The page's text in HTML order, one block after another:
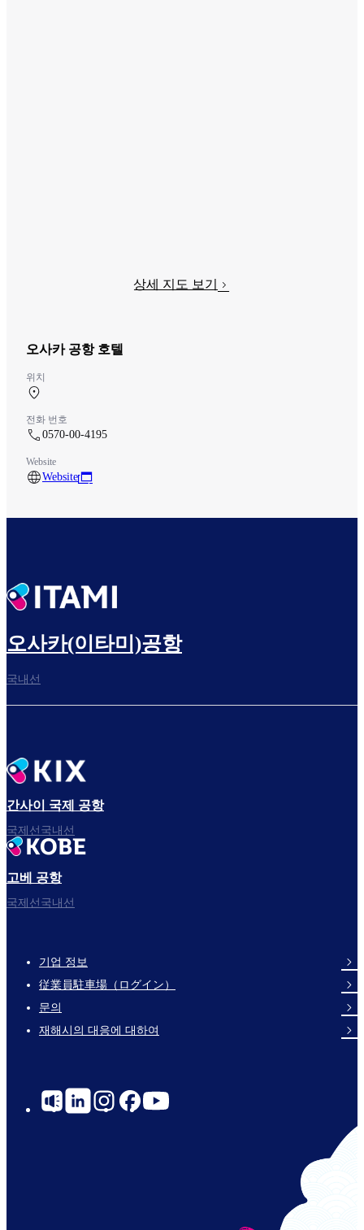
상세 지도 보기
오사카 공항 호텔
위치
전화 번호
0570-00-4195
Website
Website
오사카(이타미)공항
국내선
간사이 국제 공항
국제선국내선
고베 공항
국제선국내선
Footer
Links
기업 정보
従業員駐車場（ログイン）
문의
재해시의 대응에 대하여
Social